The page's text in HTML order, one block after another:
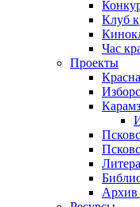
Клуб
Час
Проекты
Архив